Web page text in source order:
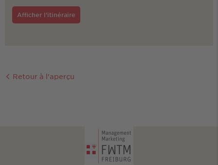
Afficher l'itinéraire
Retour à l'aperçu